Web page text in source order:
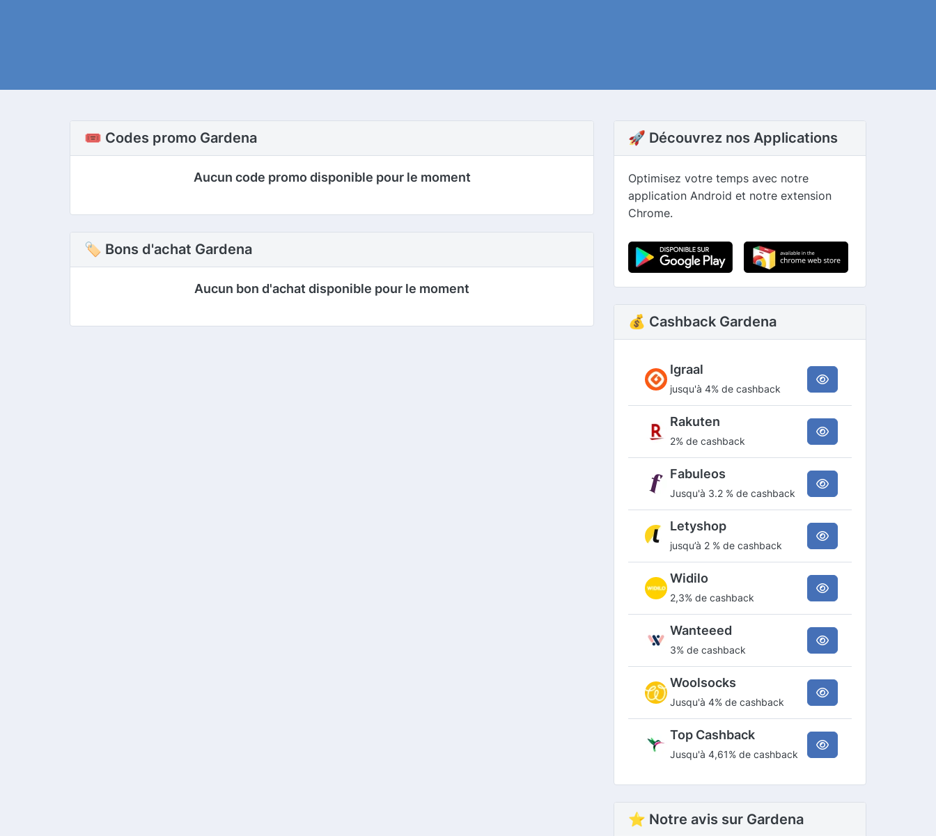
🎟️ Codes promo Gardena
Aucun code promo disponible pour le moment
🏷 Bons d'achat Gardena
Aucun bon d'achat disponible pour le moment
🚀 Découvrez nos Applications
Optimisez votre temps avec notre
application Android et notre extension
Chrome.
💰 Cashback Gardena
Igraal
jusqu'à 4% de cashback
Rakuten
2% de cashback
Fabuleos
Jusqu'à 3.2 % de cashback
Letyshop
jusqu’à 2 % de cashback
Widilo
2,3% de cashback
Wanteeed
3% de cashback
Woolsocks
Jusqu'à 4% de cashback
Top Cashback
Jusqu'à 4,61% de cashback
⭐ Notre avis sur Gardena